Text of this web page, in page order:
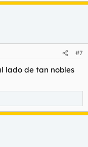
#7
lado de tan nobles